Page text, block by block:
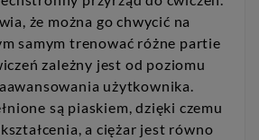
że można go chwycić na
samym trenować różne partie
zależny jest od poziomu
użytkownika.
są piaskiem, dzięki czemu
a ciężar jest równo